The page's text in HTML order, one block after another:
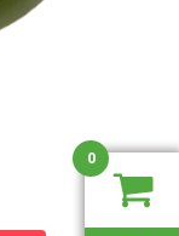
0